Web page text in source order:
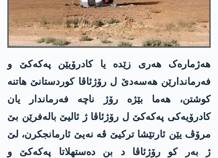
هەژمارەک هەری زێدە یا کادرۆیێن پەکەکێ و
فەرماندارێن هەسەدێ ل رۆژئاڤا کوردستانێ هاتنە
کوشتن، هەما بێژە رۆژ ناچە فەرماندار یان
کادرۆیەکی پەکەکێ ل رۆژئاڤا ژ ئالیێ بالەفرێن بێ
مرۆڤ یێن ئارتێشا ترکیێ ڤە نەیێ ئارمانجکرن، لێ
ژ بەر کو رۆژئاڤا د بن دەستهلاتا پەکەکێ و